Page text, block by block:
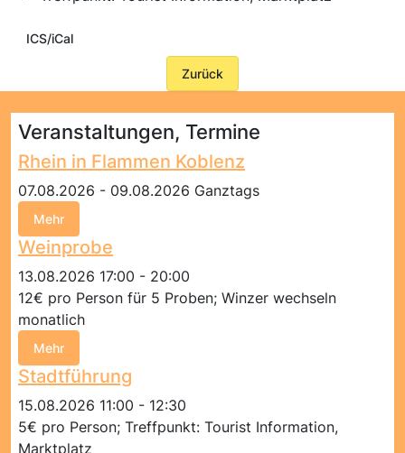
ICS/iCal
Zurück
Veranstaltungen, Termine
Rhein in Flammen Koblenz
07.08.2026 - 09.08.2026 Ganztags
Mehr
Weinprobe
13.08.2026 17:00 - 20:00
12€ pro Person für 5 Proben; Winzer wechseln
monatlich
Mehr
Stadtführung
15.08.2026 11:00 - 12:30
5€ pro Person; Treffpunkt: Tourist Information,
Marktplatz